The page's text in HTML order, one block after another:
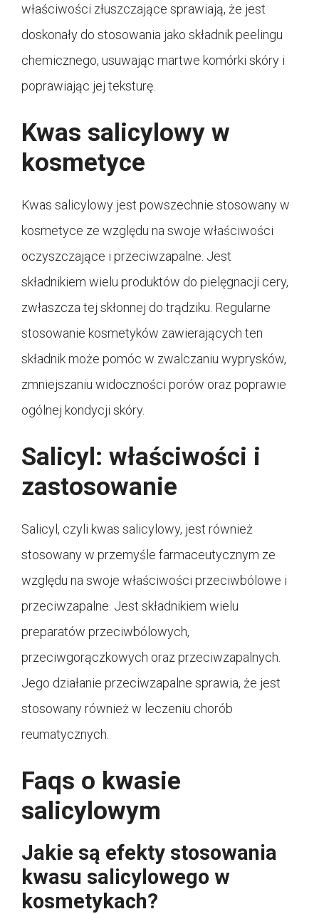
właściwości złuszczające sprawiają, że jest
doskonały do stosowania jako składnik peelingu
chemicznego, usuwając martwe komórki skóry i
poprawiając jej teksturę.
Kwas salicylowy w
kosmetyce
Kwas salicylowy jest powszechnie stosowany w
kosmetyce ze względu na swoje właściwości
oczyszczające i przeciwzapalne. Jest
składnikiem wielu produktów do pielęgnacji cery,
zwłaszcza tej skłonnej do trądziku. Regularne
stosowanie kosmetyków zawierających ten
składnik może pomóc w zwalczaniu wyprysków,
zmniejszaniu widoczności porów oraz poprawie
ogólnej kondycji skóry.
Salicyl: właściwości i
zastosowanie
Salicyl, czyli kwas salicylowy, jest również
stosowany w przemyśle farmaceutycznym ze
względu na swoje właściwości przeciwbólowe i
przeciwzapalne. Jest składnikiem wielu
preparatów przeciwbólowych,
przeciwgorączkowych oraz przeciwzapalnych.
Jego działanie przeciwzapalne sprawia, że jest
stosowany również w leczeniu chorób
reumatycznych.
Faqs o kwasie
salicylowym
Jakie są efekty stosowania
kwasu salicylowego w
kosmetykach?